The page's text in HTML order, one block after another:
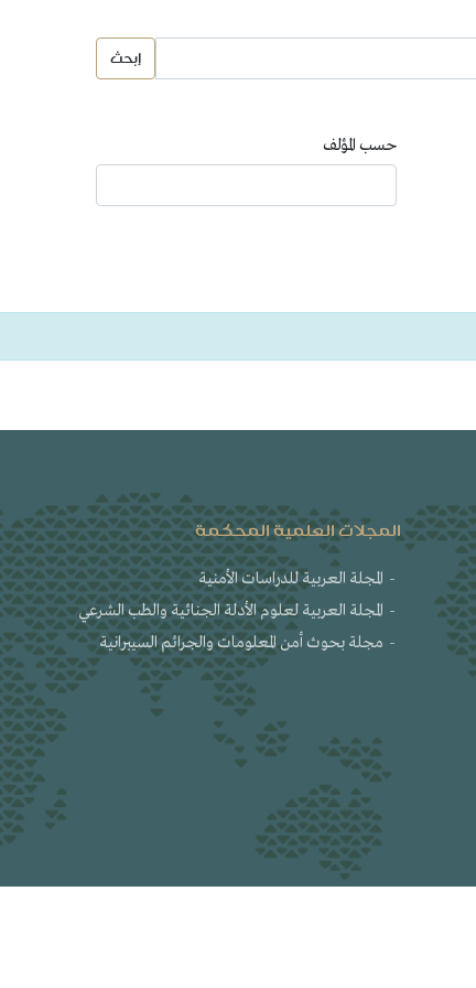
حسب المؤلف
المجلات العلمية المحكمة
المجلة العربية للدراسات الأمنية
المجلة العربية لعلوم الأدلة الجنائية والطب الشرعي
مجلة بحوث أمن المعلومات والجرائم السيبرانية